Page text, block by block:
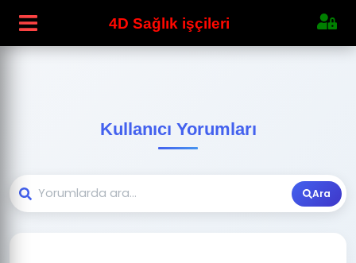
4D Sağlık işçileri
Kullanıcı Yorumları
Ara